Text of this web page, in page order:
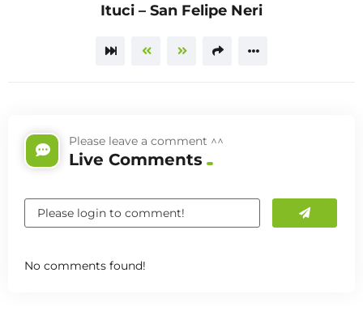
Ituci – San Felipe Neri
Please leave a comment ^^
Live Comments
No comments found!